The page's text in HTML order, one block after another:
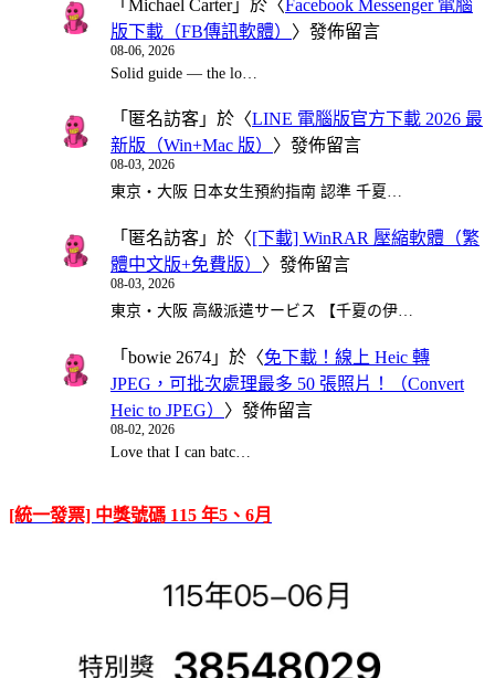
「 Michael Carter」於〈Facebook Messenger 電腦
版下載（FB傳訊軟體） 〉發佈留言
08-06, 2026
Solid guide — the lo…
「 匿名訪客 」於〈LINE 電腦版官方下載 2026 最
新版（Win+Mac 版） 〉發佈留言
08-03, 2026
東京・大阪 日本女生預約指南 認準 千夏…
「 匿名訪客 」於〈[下載] WinRAR 壓縮軟體（繁
體中文版+免費版） 〉發佈留言
08-03, 2026
東京・大阪 高級派遣サービス 【千夏の伊…
「 bowie 2674 」於〈免下載！線上 Heic 轉
JPEG，可批次處理最多 50 張照片！（Convert
Heic to JPEG） 〉發佈留言
08-02, 2026
Love that I can batc…
[統一發票] 中獎號碼 115 年5、6月